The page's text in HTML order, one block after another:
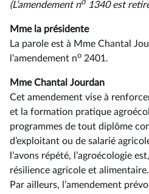
(L’amendement n 1340 est
Mme la présidente
La parole est à Mme Chantal
l’amendement no 2401.
Mme Chantal Jourdan
Cet amendement vise à
et la formation pratique
programmes de tout diplôme
d’exploitant ou de salarié
l’avons répété, l’agroécologie
résilience agricole et alimentaire.
Par ailleurs, l’amendement